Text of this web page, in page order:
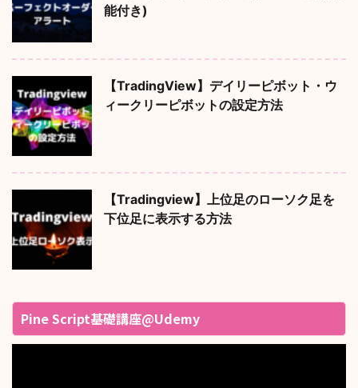
能付き)
【TradingView】デイリーピボット・ウ
ィークリーピボットの設定方法
【Tradingview】上位足のローソク足を
下位足に表示する方法
Pine Script基礎講座@Udemy